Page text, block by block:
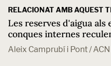
RELACIONAT AMB AQUEST
Les reserves d'aigua als
conques internes
Aleix Camprubí i Pont / ACN